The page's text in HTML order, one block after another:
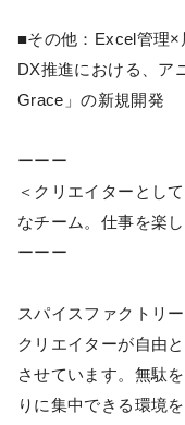
■その他：Excel管理
DX推進における、ア
Grace」の新規開発
ーーー
＜クリエイターとし
なチーム。仕事を楽
ーーー
スパイスファクトリ
クリエイターが自由
させています。無駄
りに集中できる環境